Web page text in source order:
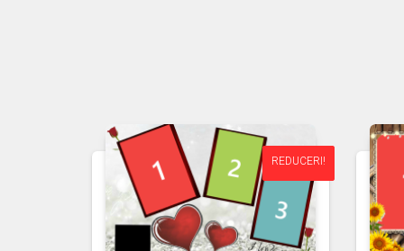
REDUCERI!
REDUCERI!